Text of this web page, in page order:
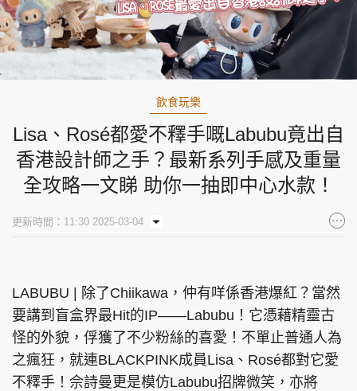
飲食玩樂
Lisa、Rosé都愛不釋手嘅Labubu竟出自
香港設計師之手？最新系列手感及重量
全攻略一文睇 助你一抽即中心水款！
更新時間：11:30 2025-03-04
LABUBU | 除了Chiikawa，仲有咩係香港爆紅？當然
要講到盲盒界最Hit的IP——Labubu！它憑藉精靈古
怪的外貌，俘獲了不少粉絲的喜愛！不單止普通人為
之瘋狂，就連BLACKPINK成員Lisa、Rosé都對它愛
不釋手！佘詩曼更是模仿Labubu招牌微笑，亦將